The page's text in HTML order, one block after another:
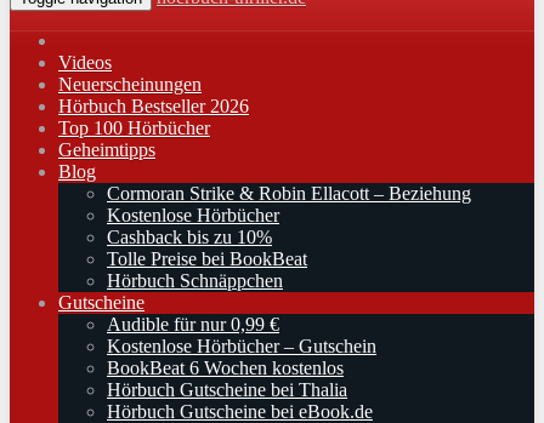
Videos
Neuerscheinungen
Hörbuch Bestseller 2026
Top 100 Hörbücher
Geheimtipps
Blog
Cormoran Strike & Robin Ellacott – Beziehung
Kostenlose Hörbücher
Cashback bis zu 10%
Tolle Preise bei BookBeat
Hörbuch Schnäppchen
Gutscheine
Audible für nur 0,99 €
Kostenlose Hörbücher – Gutschein
BookBeat 6 Wochen kostenlos
Hörbuch Gutscheine bei Thalia
Hörbuch Gutscheine bei eBook.de